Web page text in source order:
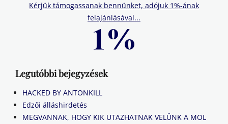
Kérjük támogassanak bennünket, adójuk 1%-ának
felajánlásával...
Legutóbbi bejegyzések
HACKED BY ANTONKILL
Edzői álláshirdetés
MEGVANNAK, HOGY KIK UTAZHATNAK VELÜNK A MOL